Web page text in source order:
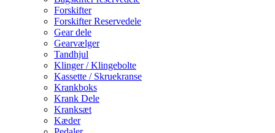
Forskifter
Forskifter Reservedele
Gear dele
Gearvælger
Tandhjul
Klinger / Klingebolte
Kassette / Skruekranse
Krankboks
Krank Dele
Kranksæt
Kæder